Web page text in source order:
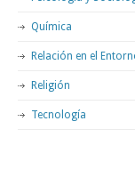
Química
Relación en el
Religión
Tecnología